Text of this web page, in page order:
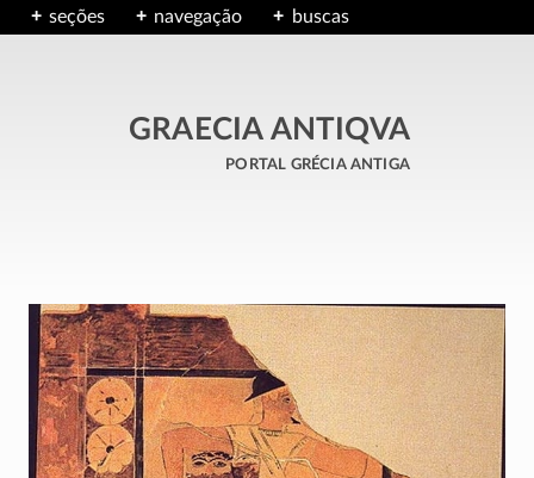
seções navegação buscas
GRAECIA ANTIQVA
portal grécia antiga